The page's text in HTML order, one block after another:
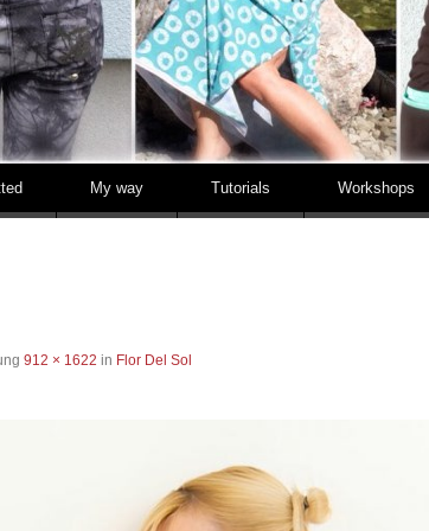
My way Tutorials Workshops
912 × 1622 in Flor Del Sol